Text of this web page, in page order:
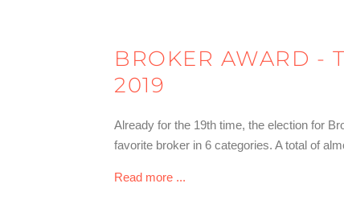
BROKER AWARD -
2019
Already for the 19th time, the election for
favorite broker in 6 categories. A total of
Read more ...